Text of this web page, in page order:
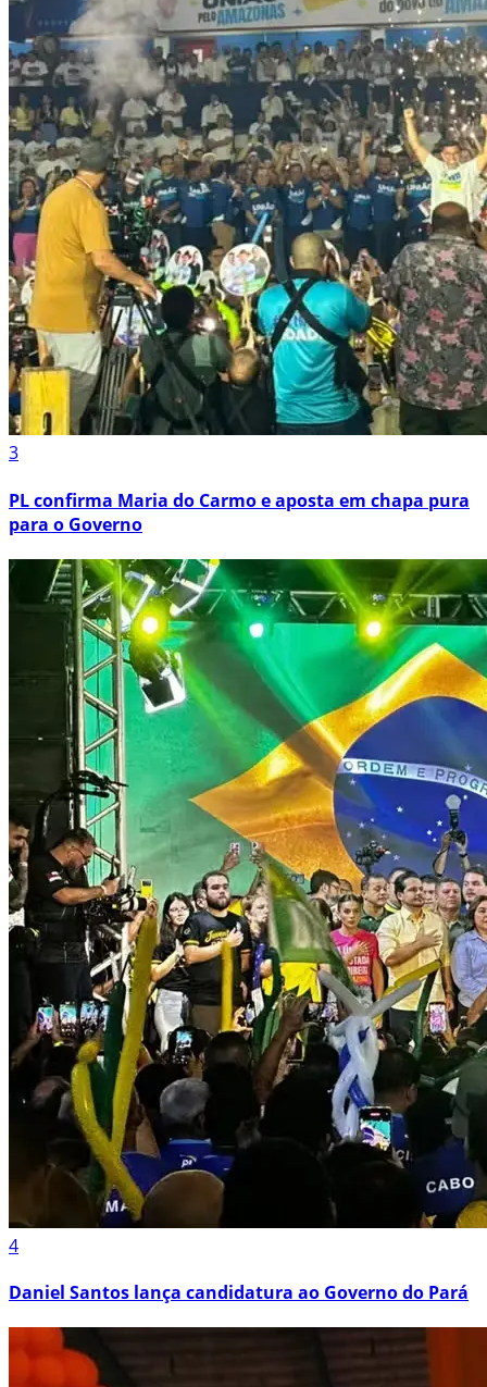
3
PL confirma Maria do Carmo e aposta em chapa pura
para o Governo
4
Daniel Santos lança candidatura ao Governo do Pará